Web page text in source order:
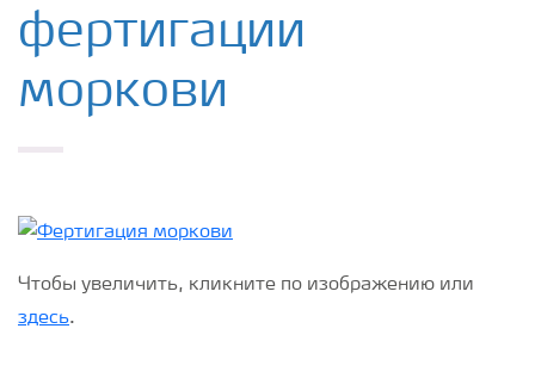
Культуры
Инструменты и сервисы
фертигации
моркови
Чтобы увеличить, кликните по изображению или
здесь.